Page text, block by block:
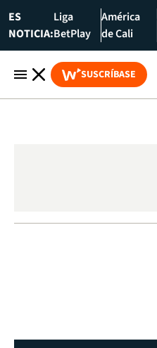
ES
NOTICIA:
Liga
BetPlay
América
de Cali
SUSCRÍBASE